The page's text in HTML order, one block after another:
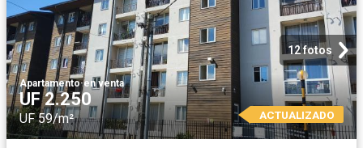
12 fotos
Apartamento·en venta
UF 2.250
UF 59/m² ACTUALIZADO